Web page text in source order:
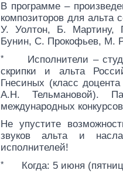
В программе –
композиторов для альта
У. Уолтон, Б. Мартину,
Бунин, С. Прокофьев, М.
Исполнители –
скрипки и альта
Гнесиных (класс
А.Н. Тельмановой).
международных
Не упустите
звуков альта и
исполнителей!
Когда: 5 июня